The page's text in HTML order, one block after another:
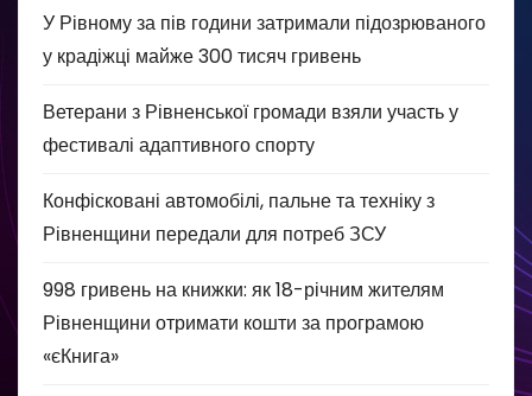
У Рівному за пів години затримали підозрюваного
у крадіжці майже 300 тисяч гривень
Ветерани з Рівненської громади взяли участь у
фестивалі адаптивного спорту
Конфісковані автомобілі, пальне та техніку з
Рівненщини передали для потреб ЗСУ
998 гривень на книжки: як 18-річним жителям
Рівненщини отримати кошти за програмою
«єКнига»